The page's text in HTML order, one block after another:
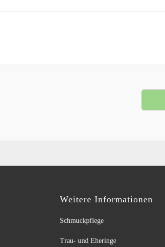
Weitere Informationen
Schmuckpflege
Trau- und Eheringe